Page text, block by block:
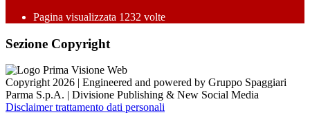
Pagina visualizzata 1232 volte
Sezione Copyright
Copyright 2026 | Engineered and powered by Gruppo Spaggiari
Parma S.p.A. | Divisione Publishing & New Social Media
Disclaimer trattamento dati personali